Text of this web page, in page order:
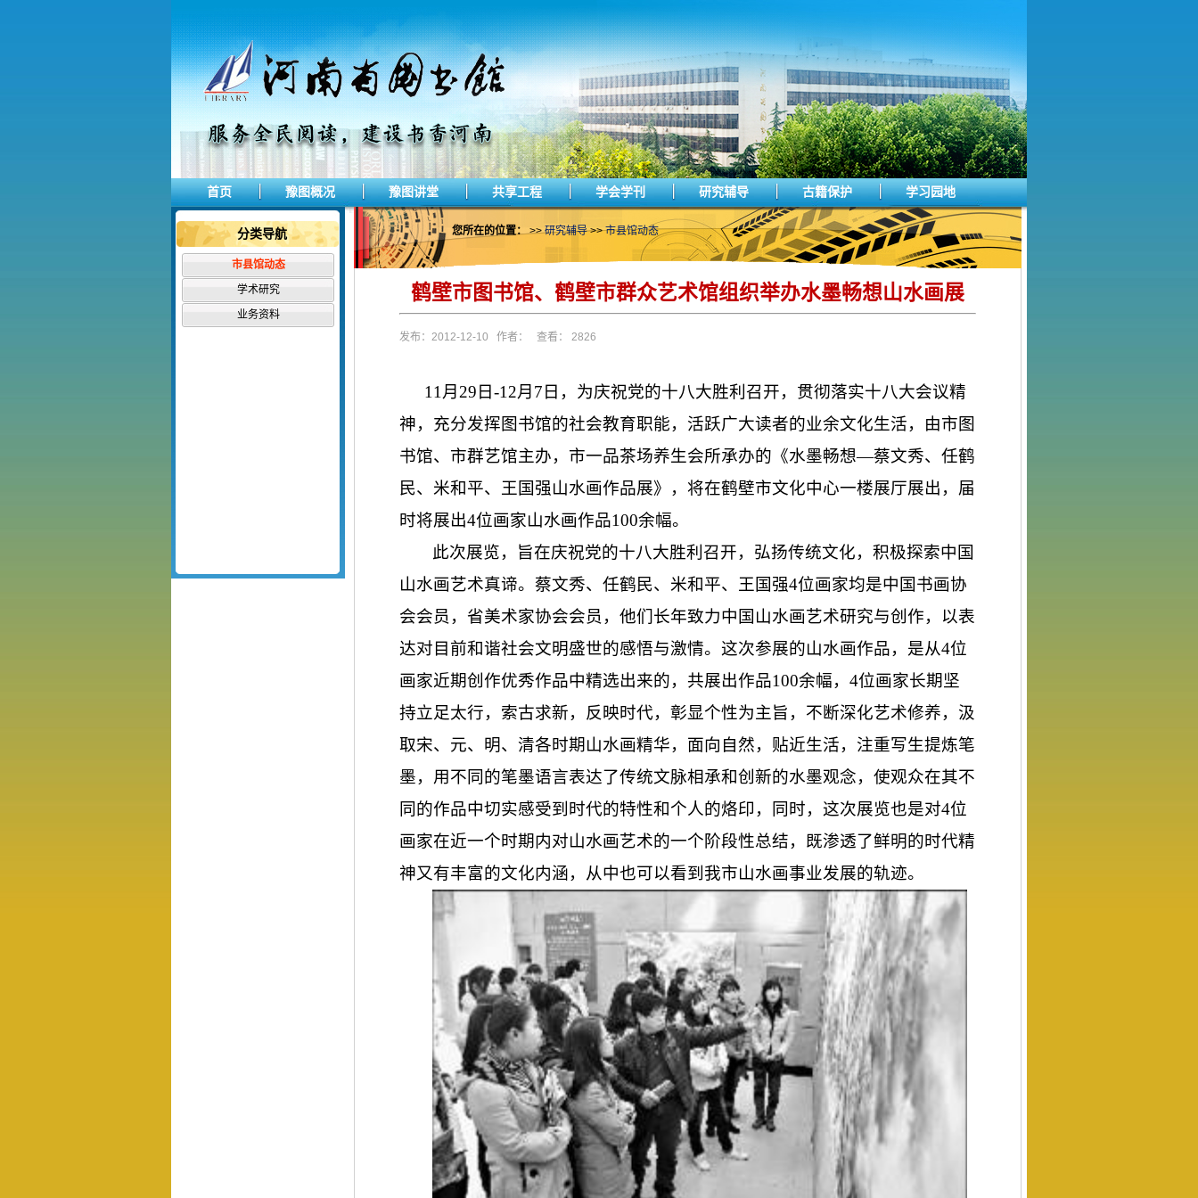
首页 豫图概况 豫图讲堂 共享工程 学会学刊 研究辅导 古籍保护 学习园地
分类导航
市县馆动态
学术研究
业务资料
您所在的位置：>>研究辅导>>市县馆动态
鹤壁市图书馆、鹤壁市群众艺术馆组织举办水墨畅想山水画展
发布：2012-12-10 作者： 查看： 2826
11 月 29 日 -12月 7 日，为庆祝党的十八大胜利召开，贯彻落实十八大会议精
神，充分发挥图书馆的社会教育职能，活跃广大读者的业余文化生活，由市图
书馆、市群艺馆主办，市一品茶场养生会所承办的《水墨畅想—蔡文秀、任鹤
民、米和平、王国强山水画作品展》，将在鹤壁市文化中心一楼展厅展出，届
时将展出4位画家山水画作品100余幅。
此次展览，旨在庆祝党的十八大胜利召开，弘扬传统文化，积极探索中国
山水画艺术真谛。蔡文秀、任鹤民、米和平、王国强4位画家均是中国书画协
会会员，省美术家协会会员，他们长年致力中国山水画艺术研究与创作，以表
达对目前和谐社会文明盛世的感悟与激情。这次参展的山水画作品，是从4位
画家近期创作优秀作品中精选出来的，共展出作品100余幅， 4位画家长期坚
持立足太行，索古求新，反映时代，彰显个性为主旨，不断深化艺术修养，汲
取宋、元、明、清各时期山水画精华，面向自然，贴近生活，注重写生提炼笔
墨，用不同的笔墨语言表达了传统文脉相承和创新的水墨观念，使观众在其不
同的作品中切实感受到时代的特性和个人的烙印，同时，这次展览也是对4位
画家在近一个时期内对山水画艺术的一个阶段性总结，既渗透了鲜明的时代精
神又有丰富的文化内涵，从中也可以看到我市山水画事业发展的轨迹。